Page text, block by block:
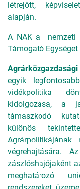
létrejött,
alapján.
A NAK a nemzeti
Támogató
egyik
vidékpolitika
kidolgozása, a
támaszkodó
különös
Agrárpolitikájának
végrehajtására.
zászlóshajójaként
meghatározó